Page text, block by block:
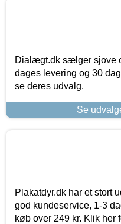
Dialægt.dk sælger sjove
dages levering og 30
se deres udvalg.
Se
Plakatdyr.dk har et stort
god kundeservice, 1-3
køb over 249 kr. Klik her